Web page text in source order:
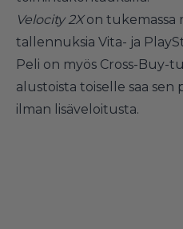
Velocity 2Xon tukemassa
tallennuksia Vita- ja
Peli on myös Cross-Buy-
alustoista toiselle saa sen
ilman lisäveloitusta.